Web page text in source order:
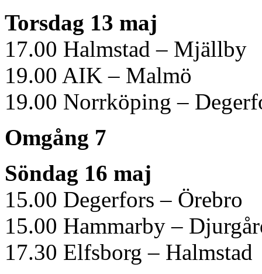
Torsdag 13 maj
17.00 Halmstad – Mjällby
19.00 AIK – Malmö
19.00 Norrköping –
Omgång 7
Söndag 16 maj
15.00 Degerfors – Örebro
15.00 Hammarby –
17.30 Elfsborg – Halmstad